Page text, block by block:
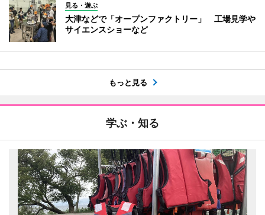
見る・遊ぶ
大津などで「オープンファクトリー」 工場見学や
サイエンスショーなど
もっと見る
学ぶ・知る